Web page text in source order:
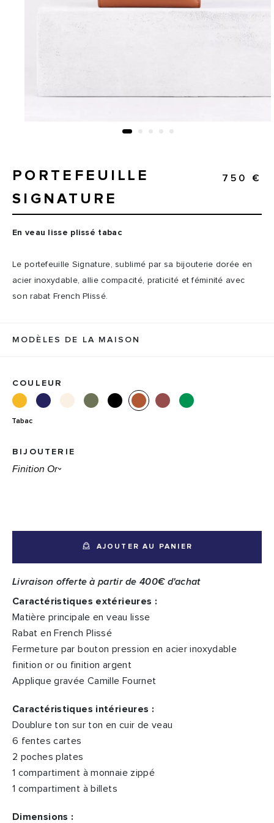
PORTEFEUILLE
SIGNATURE
750 €
En veau lisse plissé tabac
Le portefeuille Signature, sublimé par sa bijouterie dorée en
acier inoxydable, allie compacité, praticité et féminité avec
son rabat French Plissé.
MODÈLES DE LA MAISON
COULEUR
Tabac
BIJOUTERIE
AJOUTER AU PANIER
Livraison offerte à partir de 400€ d'achat
Caractéristiques extérieures :
Matière principale en veau lisse
Rabat en French Plissé
Fermeture par bouton pression en acier inoxydable
finition or ou finition argent
Applique gravée Camille Fournet
Caractéristiques intérieures :
Doublure ton sur ton en cuir de veau
6 fentes cartes
2 poches plates
1 compartiment à monnaie zippé
1 compartiment à billets
Dimensions :